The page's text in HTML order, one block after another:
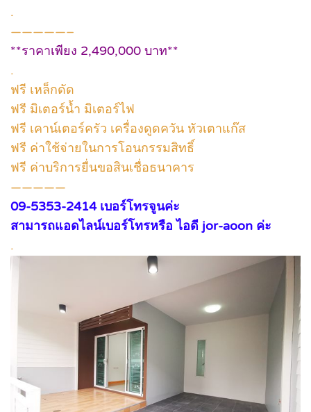
.
—————–
**ราคาเพียง 2,490,000 บาท**
.
ฟรี เหล็กดัด
ฟรี มิเตอร์น้ำ มิเตอร์ไฟ
ฟรี เคาน์เตอร์ครัว เครื่องดูดควัน หัวเตาแก๊ส
ฟรี ค่าใช้จ่ายในการโอนกรรมสิทธิ์
ฟรี ค่าบริการยื่นขอสินเชื่อธนาคาร
—————
09-5353-2414 เบอร์โทรจูนค่ะ
สามารถแอดไลน์เบอร์โทรหรือ ไอดี jor-aoon ค่ะ
.